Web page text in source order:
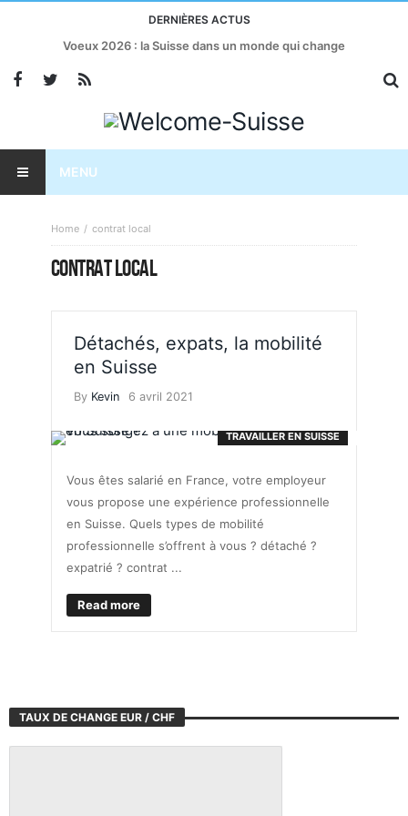
DERNIÈRES ACTUS
Voeux 2026 : la Suisse dans un monde qui change
MENU
Home contrat local
CONTRAT LOCAL
Détachés, expats, la mobilité
en Suisse
By Kevin 6 avril 2021
TRAVAILLER EN SUISSE
Vous êtes salarié en France, votre employeur
vous propose une expérience professionnelle
en Suisse. Quels types de mobilité
professionnelle s’offrent à vous ? détaché ?
expatrié ? contrat ...
Read more
TAUX DE CHANGE EUR / CHF